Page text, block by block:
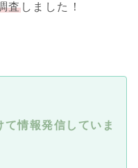
査しました！
情報発信していま